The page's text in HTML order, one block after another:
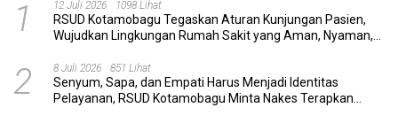
1 12 Juli 2026 1098 Lihat
RSUD Kotamobagu Tegaskan Aturan Kunjungan Pasien,
Wujudkan Lingkungan Rumah Sakit yang Aman, Nyaman,
2 8 Juli 2026 851 Lihat
Senyum, Sapa, dan Empati Harus Menjadi Identitas
Pelayanan, RSUD Kotamobagu Minta Nakes Terapkan